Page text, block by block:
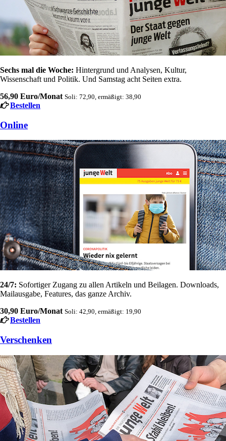
Sechs mal die Woche: Hintergrund und Analysen, Kultur,
Wissenschaft und Politik. Und Samstag acht Seiten extra.
56,90 Euro/Monat Soli: 72,90, ermäßigt: 38,90
Bestellen
Online
24/7: Sofortiger Zugang zu allen Artikeln und Beilagen. Downloads,
Mailausgabe, Features, das ganze Archiv.
30,90 Euro/Monat Soli: 42,90, ermäßigt: 19,90
Bestellen
Verschenken